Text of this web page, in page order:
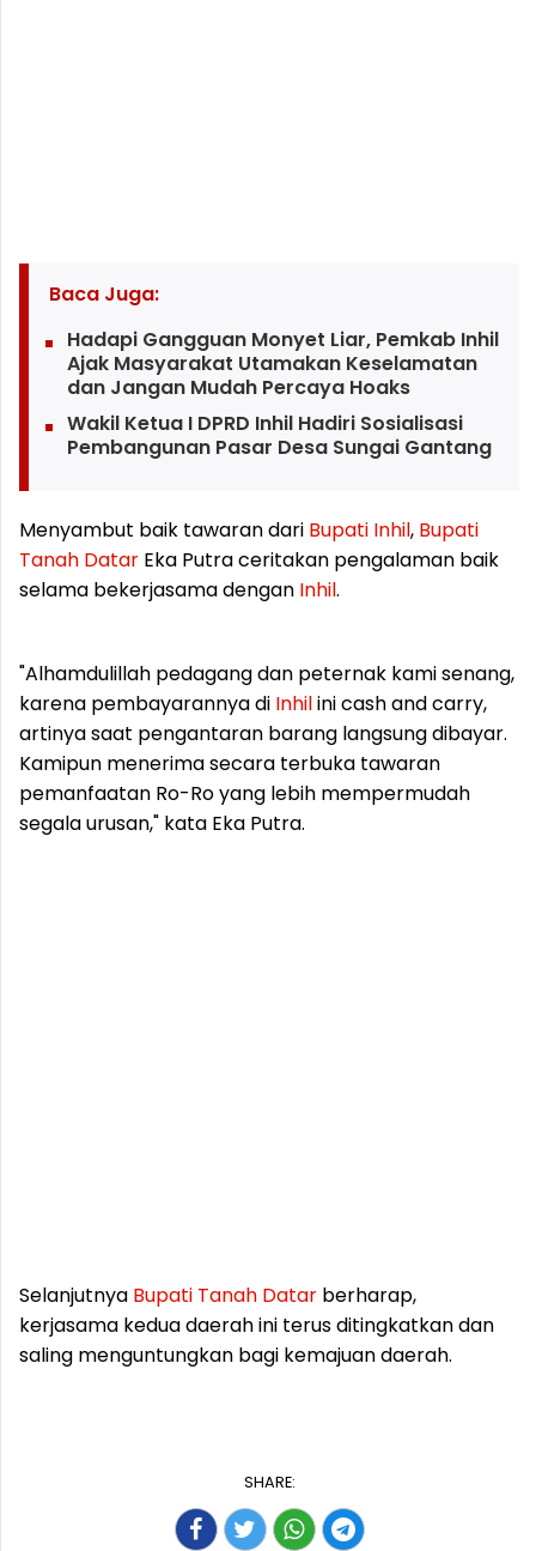
Baca Juga:
Hadapi Gangguan Monyet Liar, Pemkab Inhil
Ajak Masyarakat Utamakan Keselamatan
dan Jangan Mudah Percaya Hoaks
Wakil Ketua I DPRD Inhil Hadiri Sosialisasi
Pembangunan Pasar Desa Sungai Gantang
Menyambut baik tawaran dari Bupati Inhil, Bupati
Tanah Datar Eka Putra ceritakan pengalaman baik
selama bekerjasama dengan Inhil.
"Alhamdulillah pedagang dan peternak kami senang,
karena pembayarannya di Inhilini cash and carry,
artinya saat pengantaran barang langsung dibayar.
Kamipun menerima secara terbuka tawaran
pemanfaatan Ro-Ro yang lebih mempermudah
segala urusan," kata Eka Putra.
Selanjutnya Bupati Tanah Datar berharap,
kerjasama kedua daerah ini terus ditingkatkan dan
saling menguntungkan bagi kemajuan daerah.
SHARE: